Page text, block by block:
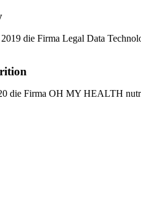
die Firma Legal Data
die Firma OH MY HEALTH